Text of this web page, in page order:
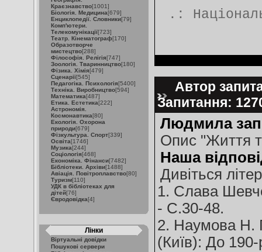
Краєзнавство[1001]
Біологія. Медицина[679]
Енциклопедії. Словники[79]
Комп'ютери.
Телекомунікації[723]
Театр. Кінематограф[170]
Образотворче
мистецтво[288]
Філософія. Релігія[747]
Зоологія. Тваринництво[180]
Фізика. Хімія[479]
Сценарії[545]
Педагогіка. Психологія[5400]
Техніка. Виробництво[594]
Математика[487]
Етика. Естетика[222]
Астрономія.
Космонавтика[80]
Екологія. Охорона
природи[679]
Фізкультура. Спорт[339]
Освіта[1746]
Музика[244]
Соціологія[468]
Економіка. Фінанси[7482]
Бібліотеки. Архіви[1488]
Авіація. Повітроплавство[80]
Туризм[110]
УДК в бібліотеках для
дітей[76]
Євродовідка[4]
Лінки
Віртуальні довідки
Пошукові сервери
.:
Автор
Запитання:
Людмила
Опис "Життя
Наша
Дивіться
1. Слава
- С.30-48.
2. Наумова Н.
(Київ): До